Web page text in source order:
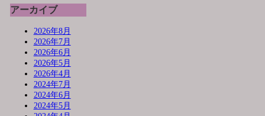
アーカイブ
2026年8月
2026年7月
2026年6月
2026年5月
2026年4月
2024年7月
2024年6月
2024年5月